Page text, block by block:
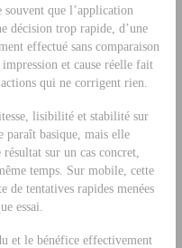
souvent que l’application
décision trop rapide, d’une
effectué sans comparaison
et cause réelle fait
qui ne corrigent rien.
lisibilité et stabilité sur
paraît basique, mais elle
sur un cas concret,
temps. Sur mobile, cette
de tentatives rapides menées
essai.
et le bénéfice effectivement